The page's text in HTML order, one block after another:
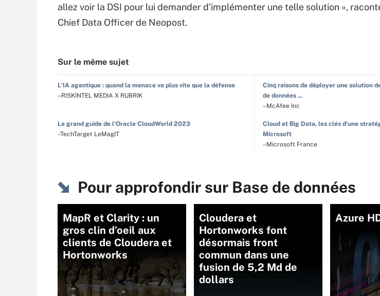
allez voir la DSI pour lui demander d’implémenter une telle solution »,
Chief Data Officer de Neopost.
Sur le même sujet
L'IA agentique : quand la menace va plus vite que la défense
–RISKINTEL MEDIA X RUBRIK
Cinq raisons de déployer une solution
de données ...
–McAfee Inc
Le grand guide de l'Oracle CloudWorld 2023
–TechTarget LeMagIT
Cloud et Big Data, les clés d'une
Microsoft
–Microsoft France
Pour approfondir sur Base de données
MapR et Clarity : un
gros clin d’oeil aux
clients de Cloudera et
Hortonworks
Cloudera et
Hortonworks font
désormais front
commun dans une
fusion de 5,2 Md de
dollars
Azure